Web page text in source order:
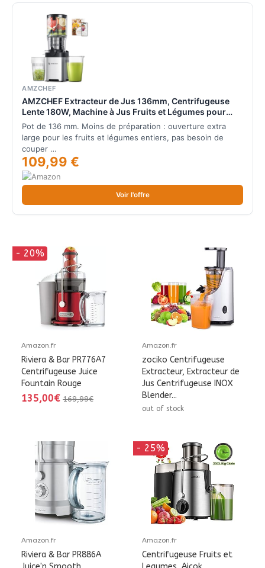
AMZCHEF
AMZCHEF Extracteur de Jus 136mm, Centrifugeuse
Lente 180W, Machine à Jus Fruits et Légumes pour
Cuisine, Presse Agrume Électrique pour Petit-
Déjeuner, Haute Rentabilité, Inox, Facile à Nettoyer
Pot de 136 mm. Moins de préparation : ouverture extra
large pour les fruits et légumes entiers, pas besoin de
couper …
109,99 €
Voir l'offre
- 20%
Amazon.fr
Riviera & Bar PR776A7
Centrifugeuse Juice
Fountain Rouge
135,00€ 169,99€
Amazon.fr
zociko Centrifugeuse
Extracteur, Extracteur de
Jus Centrifugeuse INOX
Blender...
out of stock
Amazon.fr
Riviera & Bar PR886A
- 25%
Amazon.fr
Centrifugeuse Fruits et